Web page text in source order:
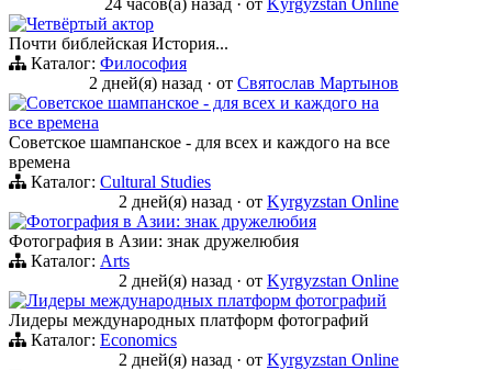
Четвёртый актор
Почти библейская История...
Каталог: Философия
2 дней(я) назад · от Святослав Мартынов
Советское шампанское - для всех и каждого на
все времена
Советское шампанское - для всех и каждого на все
времена
Каталог: Cultural Studies
2 дней(я) назад · от Kyrgyzstan Online
Фотография в Азии: знак дружелюбия
Фотография в Азии: знак дружелюбия
Каталог: Arts
2 дней(я) назад · от Kyrgyzstan Online
Лидеры международных платформ фотографий
Лидеры международных платформ фотографий
Каталог: Economics
2 дней(я) назад · от Kyrgyzstan Online